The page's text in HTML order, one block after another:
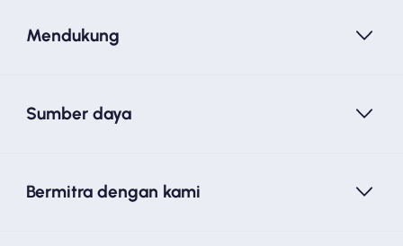
Mendukung
Sumber daya
Bermitra dengan kami